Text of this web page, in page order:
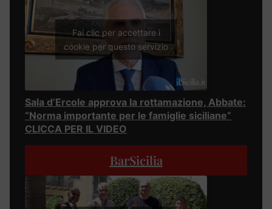
Fai clic per accettare i
cookie per questo servizio
Sala d’Ercole approva la rottamazione, Abbate:
“Norma importante per le famiglie siciliane”
CLICCA PER IL VIDEO
BarSicilia